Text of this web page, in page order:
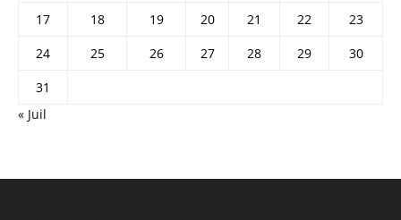
17
18 19 20 21 22
23
24
25 26 27 28 29
30
31
« Juil